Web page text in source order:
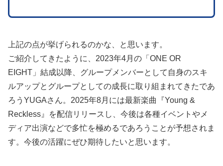
上記の点が挙げられるのかな、と思います。
ご紹介してきたように、2023年4月の「ONE OR
EIGHT」結成以降、グループメンバーとして自身のスキ
ルアップとグループとしての成長に取り組まれてきたであ
ろうYUGAさん。2025年8月には最新楽曲『Young &
Reckless』を配信リリースし、今後は各種イベントやメ
ディア出演などで多忙を極めるであろうことが予想されま
す。今後の活躍にぜひ期待したいと思います。